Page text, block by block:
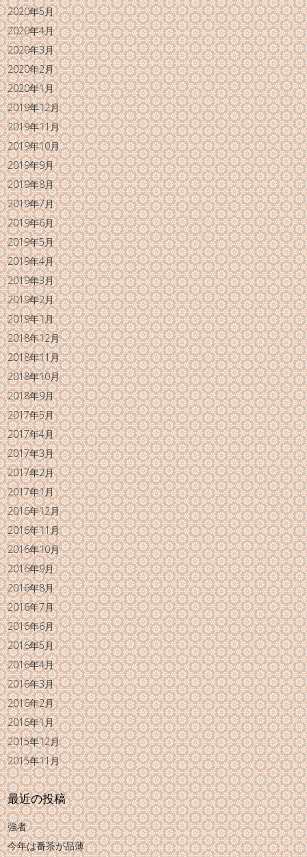
2020年5月
2020年4月
2020年3月
2020年2月
2020年1月
2019年12月
2019年11月
2019年10月
2019年9月
2019年8月
2019年7月
2019年6月
2019年5月
2019年4月
2019年3月
2019年2月
2019年1月
2018年12月
2018年11月
2018年10月
2018年9月
2017年5月
2017年4月
2017年3月
2017年2月
2017年1月
2016年12月
2016年11月
2016年10月
2016年9月
2016年8月
2016年7月
2016年6月
2016年5月
2016年4月
2016年3月
2016年2月
2016年1月
2015年12月
2015年11月
最近の投稿
強者
今年は番茶が品薄